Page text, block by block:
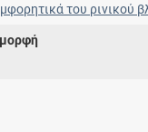
του ρινικού